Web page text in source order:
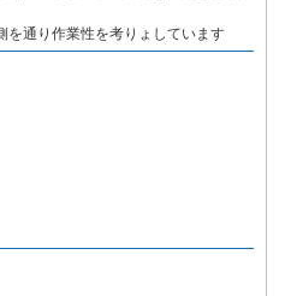
を通り作業性を考りょしています